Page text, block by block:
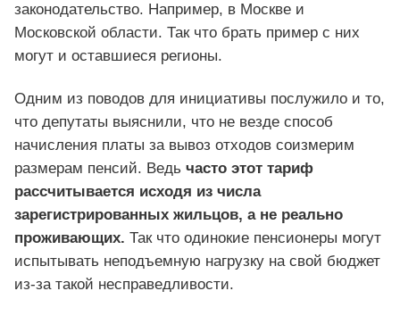
законодательство. Например, в Москве и
Московской области. Так что брать пример с них
могут и оставшиеся регионы.
Одним из поводов для инициативы послужило и то,
что депутаты выяснили, что не везде способ
начисления платы за вывоз отходов соизмерим
размерам пенсий. Ведь часто этот тариф
рассчитывается исходя из числа
зарегистрированных жильцов, а не реально
проживающих. Так что одинокие пенсионеры могут
испытывать неподъемную нагрузку на свой бюджет
из-за такой несправедливости.